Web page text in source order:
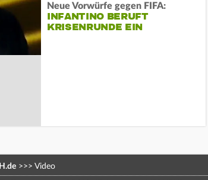
Neue Vorwürfe gegen FIFA:
INFANTINO BERUFT
KRISENRUNDE EIN
>>> Video